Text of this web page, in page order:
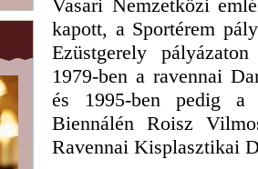
Vasari Nemzetközi
kapott, a Sportérem
Ezüstgerely
1979-ben a ravennai
és 1995-ben pedig a
Biennálén Roisz
Ravennai Kisplasztikai